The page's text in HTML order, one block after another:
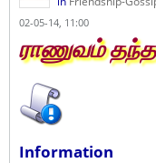
02-05-14, 11:00
ராணுவம் தந்த
Information